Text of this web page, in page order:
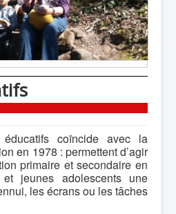
coïncide avec la
en 1978 : permettent d’agir
primaire et secondaire en
jeunes adolescents une
les écrans ou les tâches